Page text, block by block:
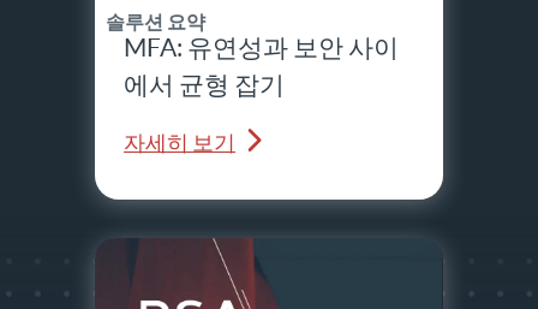
솔루션 요약
MFA: 유연성과 보안 사이
에서 균형 잡기
자세히 보기